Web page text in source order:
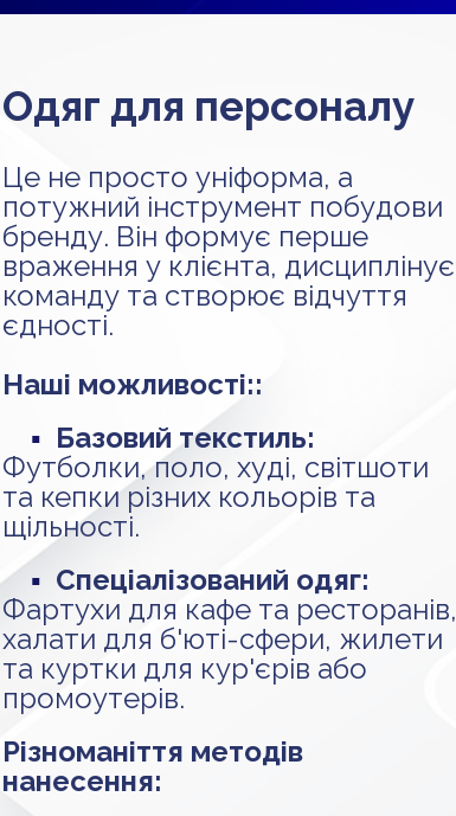
Одяг для персоналу
Це не просто уніформа, а
потужний інструмент побудови
бренду. Він формує перше
враження у клієнта, дисциплінує
команду та створює відчуття
єдності.
Наші можливості::
▪ Базовий текстиль:
Футболки, поло, худі, світшоти
та кепки різних кольорів та
щільності.
▪ Спеціалізований одяг:
Фартухи для кафе та ресторанів,
халати для б'юті-сфери, жилети
та куртки для кур'єрів або
промоутерів.
Різноманіття методів
нанесення: